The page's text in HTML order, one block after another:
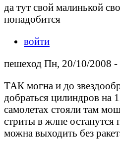
да тут свой малинькой
понадобится
войти
пешеход Пн, 20/10/2008 -
ТАК могна и до
добраться цилиндров на
самолетах стояли там
стриты в жлпе останутся
можна выходить без